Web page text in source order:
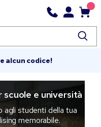
alcun codice!
e università
agli studenti della tua
memorabile.